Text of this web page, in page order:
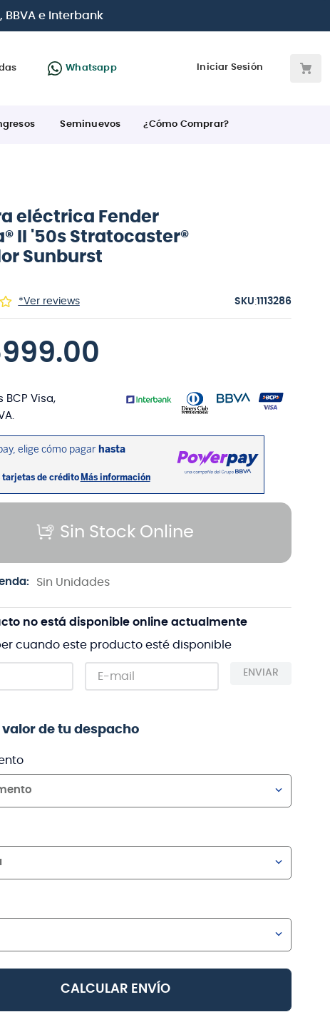
BBVA e Interbank
Whatsapp Iniciar Sesión
Seminuevos ¿Cómo Comprar?
eléctrica Fender
II '50s Stratocaster®
Sunburst
*Ver reviews :1113286
.00
Visa,
Sin Stock Online
Sin Unidades
no está disponible online actualmente
cuando este producto esté disponible
ENVIAR
de tu despacho
CALCULAR ENVÍO